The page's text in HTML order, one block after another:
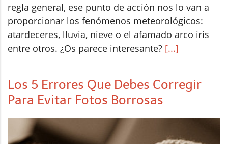
regla general, ese punto de acción nos lo van a
proporcionar los fenómenos meteorológicos:
atardeceres, lluvia, nieve o el afamado arco iris
entre otros. ¿Os parece interesante? [...]
Los 5 Errores Que Debes Corregir
Para Evitar Fotos Borrosas